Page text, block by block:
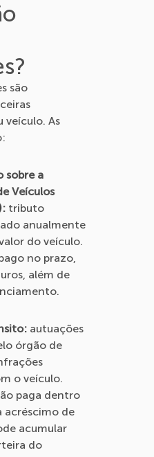
são
veículo. As
sobre a
Veículos
tributo
anualmente
do veículo.
no prazo,
além de
autuações
órgão de
o veículo.
paga dentro
acréscimo de
acumular
do